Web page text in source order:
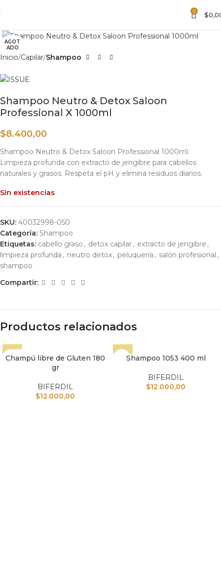
0 $
AGOT
ADO
Inicio Capilar Shampoo
Shampoo Neutro & Detox Saloon
Professional X 1000ml
$8.400,00
Shampoo Neutro & Detox Saloon Professional 1000ml.
Limpieza profunda con extracto de jengibre para cabellos
naturales y grasos. Respeta el pH y elimina residuos diarios.
Sin existencias
SKU: 40032998-050
Categoría: Shampoo
Etiquetas: cabello graso , detox capilar, extracto de jengibre ,
limpieza profunda , neutro detox, peluquería , salón profesional ,
shampoo
Compartir:
Productos relacionados
Champú libre de Gluten 180
gr
BIFERDIL
$12.000,00
Shampoo 1053 400 ml
BIFERDIL
$12.000,00